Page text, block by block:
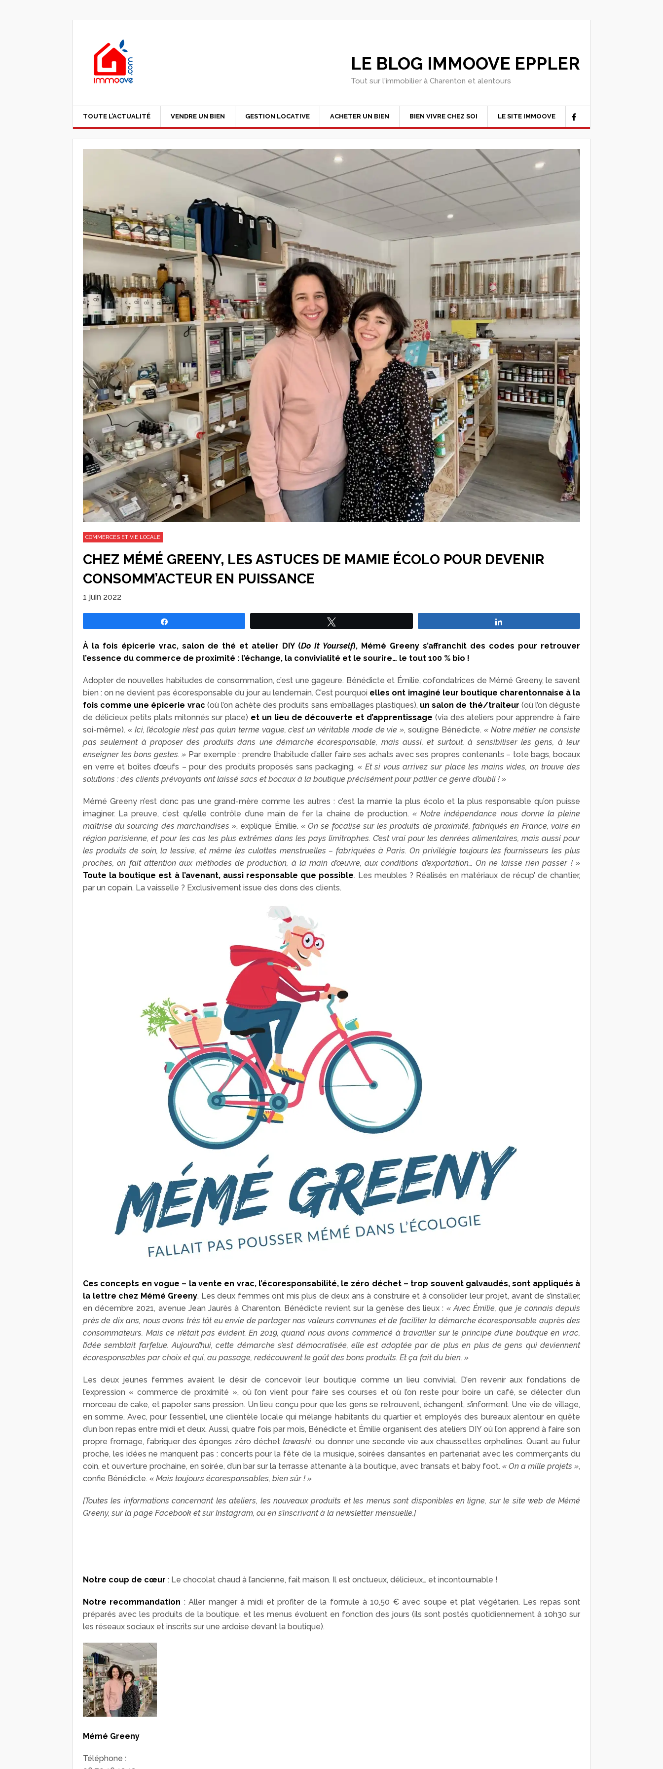
LE BLOG IMMOOVE EPPLER
Tout sur l'immobilier à Charenton et alentours
TOUTE L’ACTUALITÉ VENDRE UN BIEN GESTION LOCATIVE ACHETER UN BIEN BIEN VIVRE CHEZ SOI LE SITE IMMOOVE
COMMERCES ET VIE LOCALE
CHEZ MÉMÉ GREENY, LES ASTUCES DE MAMIE ÉCOLO POUR DEVENIR
CONSOMM’ACTEUR EN PUISSANCE
1 juin 2022
À la fois épicerie vrac, salon de thé et atelier DIY (Do It Yourself), Mémé Greeny s’affranchit des codes pour retrouver
l’essence du commerce de proximité : l’échange, la convivialité et le sourire… le tout 100 % bio !
Adopter de nouvelles habitudes de consommation, c’est une gageure. Bénédicte et Émilie, cofondatrices de Mémé Greeny, le savent
bien : on ne devient pas écoresponsable du jour au lendemain. C’est pourquoi elles ont imaginé leur boutique charentonnaise à la
fois comme une épicerie vrac (où l’on achète des produits sans emballages plastiques), un salon de thé/traiteur (où l’on déguste
de délicieux petits plats mitonnés sur place) et un lieu de découverte et d’apprentissage (via des ateliers pour apprendre à faire
soi-même). « Ici, l’écologie n’est pas qu’un terme vague, c’est un véritable mode de vie », souligne Bénédicte. « Notre métier ne consiste
pas seulement à proposer des produits dans une démarche écoresponsable, mais aussi, et surtout, à sensibiliser les gens, à leur
enseigner les bons gestes. » Par exemple : prendre l’habitude d’aller faire ses achats avec ses propres contenants – tote bags, bocaux
en verre et boîtes d’œufs – pour des produits proposés sans packaging. « Et si vous arrivez sur place les mains vides, on trouve des
solutions : des clients prévoyants ont laissé sacs et bocaux à la boutique précisément pour pallier ce genre d’oubli ! »
Mémé Greeny n’est donc pas une grand-mère comme les autres : c’est la mamie la plus écolo et la plus responsable qu’on puisse
imaginer. La preuve, c’est qu’elle contrôle d’une main de fer la chaîne de production.« Notre indépendance nous donne la pleine
maîtrise du sourcing des marchandises », explique Émilie. « On se focalise sur les produits de proximité, fabriqués en France, voire en
région parisienne, et pour les cas les plus extrêmes dans les pays limitrophes. C’est vrai pour les denrées alimentaires, mais aussi pour
les produits de soin, la lessive, et même les culottes menstruelles – fabriquées à Paris. On privilégie toujours les fournisseurs les plus
proches, on fait attention aux méthodes de production, à la main d’œuvre, aux conditions d’exportation… On ne laisse rien passer ! »
Toute la boutique est à l’avenant, aussi responsable que possible. Les meubles ? Réalisés en matériaux de récup’ de chantier,
par un copain. La vaisselle ? Exclusivement issue des dons des clients.
Ces concepts en vogue – la vente en vrac, l’écoresponsabilité, le zéro déchet – trop souvent galvaudés, sont appliqués à
la lettre chez Mémé Greeny. Les deux femmes ont mis plus de deux ans à construire et à consolider leur projet, avant de s’installer,
en décembre 2021, avenue Jean Jaurès à Charenton. Bénédicte revient sur la genèse des lieux : « Avec Émilie, que je connais depuis
près de dix ans, nous avons très tôt eu envie de partager nos valeurs communes et de faciliter la démarche écoresponsable auprès des
consommateurs. Mais ce n’était pas évident. En 2019, quand nous avons commencé à travailler sur le principe d’une boutique en vrac,
l’idée semblait farfelue. Aujourd’hui, cette démarche s’est démocratisée, elle est adoptée par de plus en plus de gens qui deviennent
écoresponsables par choix et qui, au passage, redécouvrent le goût des bons produits. Et ça fait du bien. »
Les deux jeunes femmes avaient le désir de concevoir leur boutique comme un lieu convivial. D’en revenir aux fondations de
l’expression « commerce de proximité », où l’on vient pour faire ses courses et où l’on reste pour boire un café, se délecter d’un
morceau de cake, et papoter sans pression. Un lieu conçu pour que les gens se retrouvent, échangent, s’informent. Une vie de village,
en somme. Avec, pour l’essentiel, une clientèle locale qui mélange habitants du quartier et employés des bureaux alentour en quête
d’un bon repas entre midi et deux. Aussi, quatre fois par mois, Bénédicte et Émilie organisent des ateliers DIY où l’on apprend à faire son
propre fromage, fabriquer des éponges zéro déchettawashi, ou donner une seconde vie aux chaussettes orphelines. Quant au futur
proche, les idées ne manquent pas : concerts pour la fête de la musique, soirées dansantes en partenariat avec les commerçants du
coin, et ouverture prochaine, en soirée, d’un bar sur la terrasse attenante à la boutique, avec transats et baby foot. « On a mille projets »,
confie Bénédicte. « Mais toujours écoresponsables, bien sûr ! »
[Toutes les informations concernant les ateliers, les nouveaux produits et les menus sont disponibles en ligne, sur le site web de Mémé
Greeny, sur la page Facebook et sur Instagram, ou en s’inscrivant à la newsletter mensuelle.]
Notre coup de cœur : Le chocolat chaud à l’ancienne, fait maison. Il est onctueux, délicieux… et incontournable !
Notre recommandation : Aller manger à midi et profiter de la formule à 10,50 € avec soupe et plat végétarien. Les repas sont
préparés avec les produits de la boutique, et les menus évoluent en fonction des jours (ils sont postés quotidiennement à 10h30 sur
les réseaux sociaux et inscrits sur une ardoise devant la boutique).
Mémé Greeny
Téléphone :